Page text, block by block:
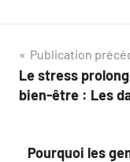
Navigation
de
Publication
Le stress
bien-être : Les
Pourquoi les